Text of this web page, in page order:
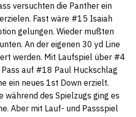
versuchten die Panther ein
Fast wäre #15 Isaiah
gelungen. Wieder mußten
An der eigenen 30 yd Line
werden. Mit Laufspiel über #4
auf #18 Paul Huckschlag
ein neues 1st Down erzielt.
während des Spielzugs ging es
Aber mit Lauf- und Passspiel